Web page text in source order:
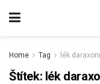
Home Tag lék
Štítek: lék